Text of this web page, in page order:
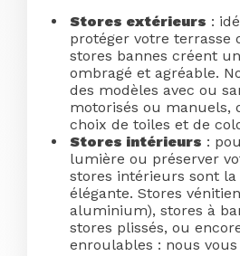
Stores extérieurs :
protéger votre terrasse
stores bannes créent
ombragé et agréable.
des modèles avec ou
motorisés ou manuels,
choix de toiles et de
Stores intérieurs :
lumière ou préserver
stores intérieurs sont
élégante. Stores
aluminium), stores à
stores plissés, ou
enroulables : nous